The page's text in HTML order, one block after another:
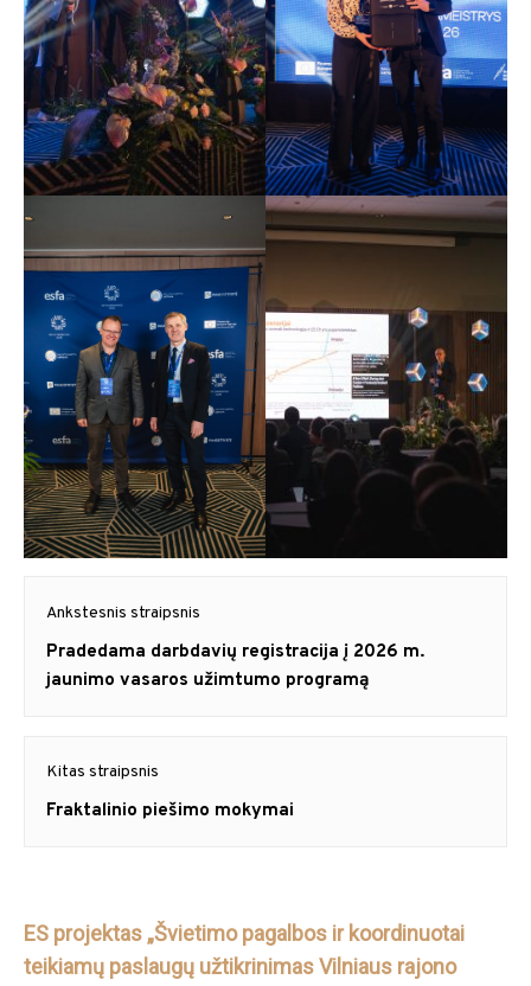
Navigacija
tarp
įrašų
Ankstesnis straipsnis
Previous
post:
Pradedama darbdavių registracija į 2026 m.
jaunimo vasaros užimtumo programą
Kitas straipsnis
Next
Fraktalinio piešimo mokymai
ES projektas „Švietimo pagalbos ir koordinuotai
teikiamų paslaugų užtikrinimas Vilniaus rajono